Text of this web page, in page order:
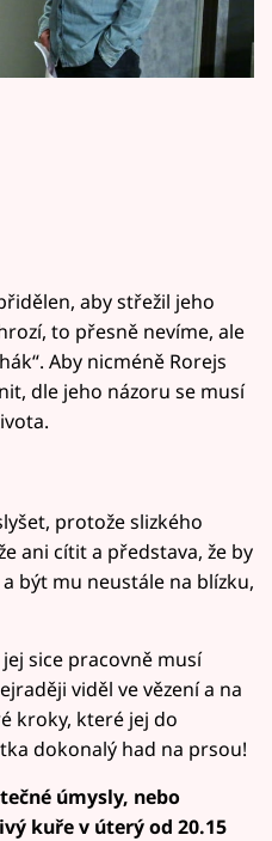
aby střežil jeho
to přesně nevíme, ale
Aby nicméně Rorejs
dle jeho názoru se musí
protože slizkého
ani cítit a představa, že by
být mu neustále na blízku,
sice pracovně musí
viděl ve vězení a na
kroky, které jej do
dokonalý had na prsou!
úmysly, nebo
kuře v úterý od 20.15